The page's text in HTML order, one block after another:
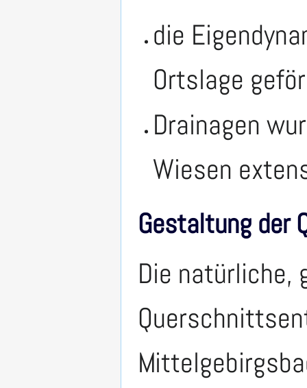
die
Ortslage
Drainagen
Wiesen
Gestaltung der
Die natürliche,